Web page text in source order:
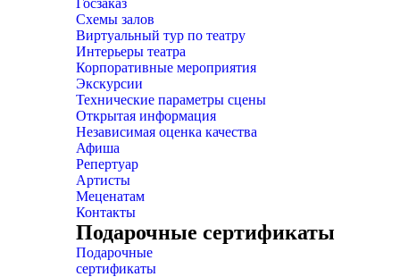
Госзаказ
Схемы залов
Виртуальный тур по театру
Интерьеры театра
Корпоративные мероприятия
Экскурсии
Технические параметры сцены
Открытая информация
Независимая оценка качества
Афиша
Репертуар
Артисты
Меценатам
Контакты
Подарочные сертификаты
Подарочные
сертификаты